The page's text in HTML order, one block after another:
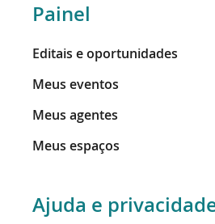
Painel
Editais e oportunidades
Meus eventos
Meus agentes
Meus espaços
Ajuda e